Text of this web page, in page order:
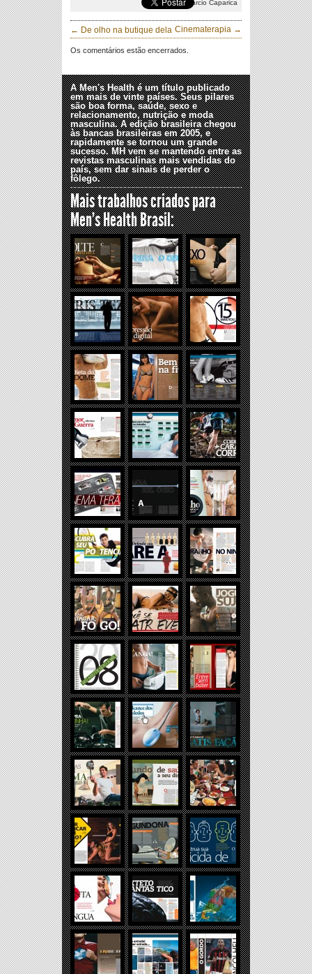
Design por Marcio Caparica
← De olho na butique dela Cinematerapia →
Os comentários estão encerrados.
A Men's Health é um título publicado
em mais de vinte países. Seus pilares
são boa forma, saúde, sexo e
relacionamento, nutrição e moda
masculina. A edição brasileira chegou
às bancas brasileiras em 2005, e
rapidamente se tornou um grande
sucesso. MH vem se mantendo entre as
revistas masculinas mais vendidas do
país, sem dar sinais de perder o
fôlego.
Mais trabalhos criados para
Men's Health Brasil: